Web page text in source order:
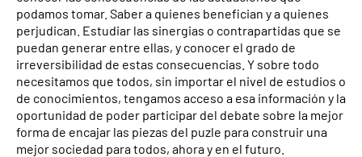
podamos tomar. Saber a quienes benefician y a quienes
perjudican. Estudiar las sinergias o contrapartidas que se
puedan generar entre ellas, y conocer el grado de
irreversibilidad de estas consecuencias. Y sobre todo
necesitamos que todos, sin importar el nivel de estudios o
de conocimientos, tengamos acceso a esa información y la
oportunidad de poder participar del debate sobre la mejor
forma de encajar las piezas del puzle para construir una
mejor sociedad para todos, ahora y en el futuro.